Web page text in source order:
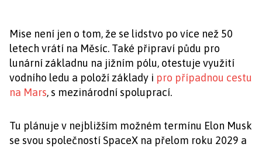
Mise není jen o tom, že se lidstvo po více než 50
letech vrátí na Měsíc. Také připraví půdu pro
lunární základnu na jižním pólu, otestuje využití
vodního ledu a položí základy i pro případnou cestu
na Mars, s mezinárodní spoluprací.
Tu plánuje v nejbližším možném termínu Elon Musk
se svou společností SpaceX na přelom roku 2029 a